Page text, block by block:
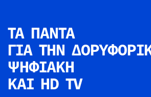
ΤΑ ΠΑΝΤΑ
ΓΙΑ ΤΗΝ
ΨΗΦΙΑΚΗ
ΚΑΙ HD TV